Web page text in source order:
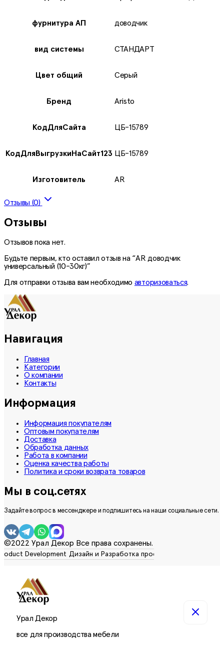
фурнитура АП доводчик
вид системы СТАНДАРТ
Цвет общий Серый
Бренд Aristo
КодДляСайта ЦБ-15789
КодДляВыгрузкиНаСайт123 ЦБ-15789
Изготовитель AR
Отзывы (0)
Отзывы
Отзывов пока нет.
Будьте первым, кто оставил отзыв на “AR доводчик
универсальный (10-30кг)”
Для отправки отзыва вам необходимо авторизоваться.
Навигация
Главная
Категории
О компании
Контакты
Информация
Информация покупателям
Оптовым покупателям
Доставка
Обработка данных
Работа в компании
Оценка качества работы
Политика и сроки возврата товаров
Мы в соц.сетях
Задайте вопрос в мессенджере и подпишитесь на наши социальные сети.
©2022 Урал Декор Все права сохранены.
Урал Декор
все для производства мебели